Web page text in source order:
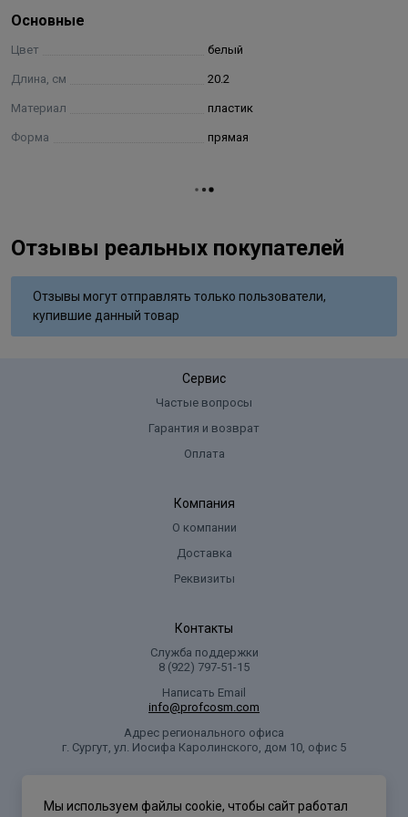
Основные
Цвет белый
Длина, см 20.2
Материал пластик
Форма прямая
Отзывы реальных покупателей
Отзывы могут отправлять только пользователи,
купившие данный товар
Сервис
Частые вопросы
Гарантия и возврат
Оплата
Компания
О компании
Доставка
Реквизиты
Контакты
Служба поддержки
8 (922) 797‑51-15
Написать Email
info@profcosm.com
Адрес регионального офиса
г. Сургут, ул. Иосифа Каролинского, дом 10, офис 5
Мы используем файлы cookie, чтобы сайт работал